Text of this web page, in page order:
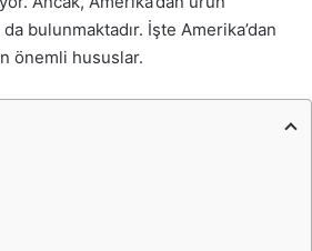
bulunmaktadır. İşte Amerika’dan
önemli hususlar.